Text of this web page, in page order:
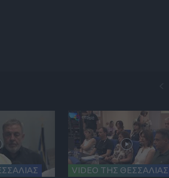
VIDEO ΤΗΣ ΘΕΣΣΑΛΙΑΣ